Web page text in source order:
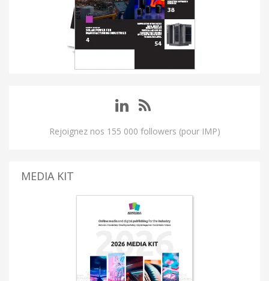
Rejoignez nos 155 000 followers (pour IMP)
MEDIA KIT